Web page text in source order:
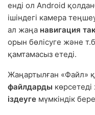
енді ол Android
ішіндегі камера
ал жаңа навигация
орын бөлісуге және
қамтамасыз етеді.
Жаңартылған «Файл»
файлдарды
іздеуге мүмкіндік